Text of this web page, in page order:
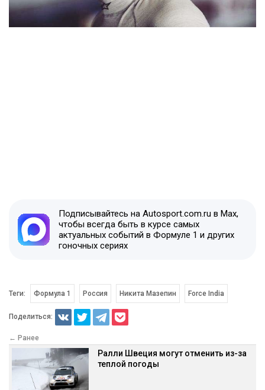
Подписывайтесь на Autosport.com.ru в Max,
чтобы всегда быть в курсе самых
актуальных событий в Формуле 1 и других
гоночных сериях
Теги: Формула 1 Россия Никита Мазепин Force India
Поделиться:
← Ранее
Ралли Швеция могут отменить из-за
теплой погоды